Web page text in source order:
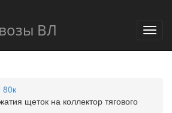
ВЛ
80к
щеток на коллектор тягового